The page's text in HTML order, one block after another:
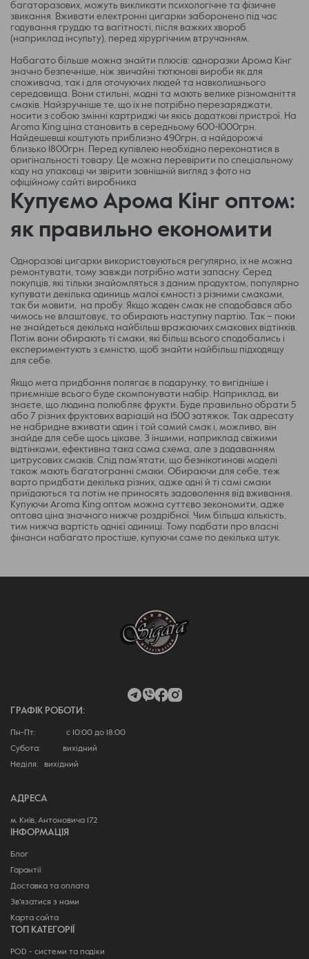
багаторазових, можуть викликати психологічне та фізичне
звикання. Вживати електронні цигарки заборонено під час
годування груддю та вагітності, після важких хвороб
(наприклад інсульту), перед хірургічним втручанням.
Набагато більше можна знайти плюсів: одноразки Арома Кінг
значно безпечніше, ніж звичайні тютюнові вироби як для
споживача, так і для оточуючих людей та навколишнього
середовища. Вони стильні, модні та мають велике різноманіття
смаків. Найзручніше те, що їх не потрібно перезаряджати,
носити з собою змінні картриджі чи якісь додаткові пристрої. На
Aroma King ціна становить в середньому 600-1000грн.
Найдешевші коштують приблизно 490грн, а найдорожчі
близько 1800грн. Перед купівлею необхідно переконатися в
оригінальності товару. Це можна перевірити по спеціальному
коду на упаковці чи звірити зовнішній вигляд з фото на
офіційному сайті виробника
Купуємо Арома Кінг оптом:
як правильно економити
Одноразові цигарки використовуються регулярно, їх не можна
ремонтувати, тому завжди потрібно мати запасну. Серед
покупців, які тільки знайомляться з даним продуктом, популярно
купувати декілька одиниць малої ємності з різними смаками,
так би мовити, на пробу. Якщо жоден смак не сподобався або
чимось не влаштовує, то обирають наступну партію. Так – поки
не знайдеться декілька найбільш вражаючих смакових відтінків.
Потім вони обирають ті смаки, які більш всього сподобались і
експериментують з ємністю, щоб знайти найбільш підходящу
для себе.
Якщо мета придбання полягає в подарунку, то вигідніше і
приємніше всього буде скомпонувати набір. Наприклад, ви
знаєте, що людина полюбляє фрукти. Буде правильно обрати 5
або 7 різних фруктових варіацій на 1500 затяжок. Так адресату
не набридне вживати один і той самий смак і, можливо, він
знайде для себе щось цікаве. З іншими, наприклад свіжими
відтінками, ефективна така сама схема, але з додаванням
цитрусових смаків. Слід пам’ятати, що безнікотинові моделі
також мають багатогранні смаки. Обираючи для себе, теж
варто придбати декілька різних, адже одні й ті самі смаки
приїдаються та потім не приносять задоволення від вживання.
Купуючи Aroma King оптом можна суттєво зекономити, адже
оптова ціна значного нижче роздрібної. Чим більша кількість,
тим нижча вартість однієї одиниці. Тому подбати про власні
фінанси набагато простіше, купуючи саме по декілька штук.
ГРАФІК РОБОТИ:
Пн-Пт: с 10:00 до 18:00
Субота: вихідний
Неділя: вихідний
АДРЕСА
м. Київ, Антоновича 172
ІНФОРМАЦІЯ
Блог
Гарантії
Доставка та оплата
Зв'язатися з нами
Карта сайта
ТОП КАТЕГОРІЇ
POD - системи та подіки